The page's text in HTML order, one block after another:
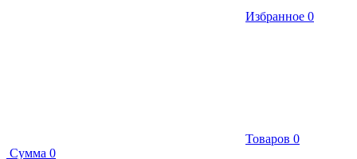
Избранное 0
Товаров 0
Сумма 0